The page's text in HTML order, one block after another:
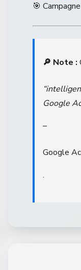
🎯
🔎 Note :
Google
–
Google
.